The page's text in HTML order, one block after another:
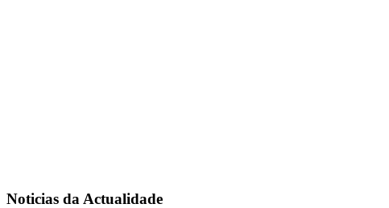
Noticias da Actualidade